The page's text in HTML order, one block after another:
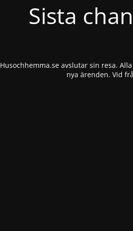
Sista
Husochhemma.se avslutar sin resa.
nya ärenden. Vid